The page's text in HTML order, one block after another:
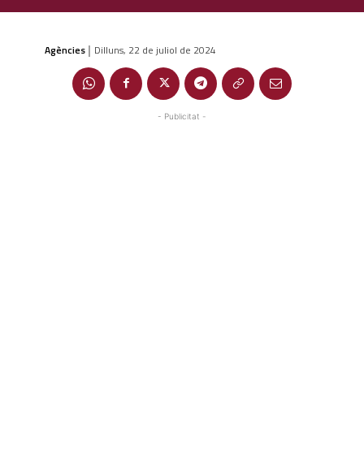
Agències | Dilluns, 22 de juliol de 2024
- Publicitat -